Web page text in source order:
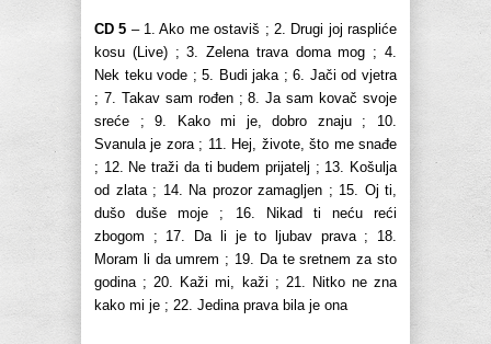
CD 5 – 1. Ako me ostaviš ; 2. Drugi joj raspliće
kosu (Live) ; 3. Zelena trava doma mog ; 4.
Nek teku vode ; 5. Budi jaka ; 6. Jači od vjetra
; 7. Takav sam rođen ; 8. Ja sam kovač svoje
sreće ; 9. Kako mi je, dobro znaju ; 10.
Svanula je zora ; 11. Hej, živote, što me snađe
; 12. Ne traži da ti budem prijatelj ; 13. Košulja
od zlata ; 14. Na prozor zamagljen ; 15. Oj ti,
dušo duše moje ; 16. Nikad ti neću reći
zbogom ; 17. Da li je to ljubav prava ; 18.
Moram li da umrem ; 19. Da te sretnem za sto
godina ; 20. Kaži mi, kaži ; 21. Nitko ne zna
kako mi je ; 22. Jedina prava bila je ona